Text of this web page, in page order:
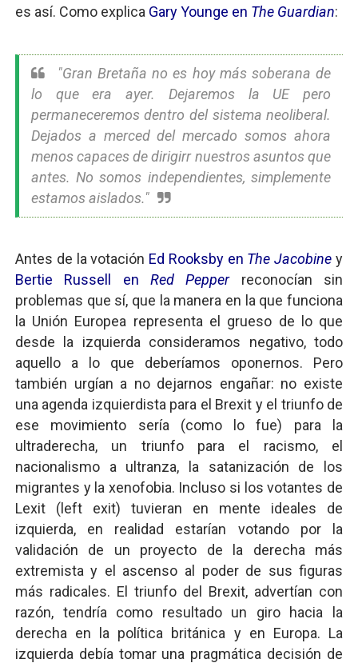
es así. Como explica Gary Younge en The Guardian:
"Gran Bretaña no es hoy más soberana de
lo que era ayer. Dejaremos la UE pero
permaneceremos dentro del sistema neoliberal.
Dejados a merced del mercado somos ahora
menos capaces de dirigirr nuestros asuntos que
antes. No somos independientes, simplemente
estamos aislados."
Antes de la votación Ed Rooksby en The Jacobine y
Bertie Russell en Red Pepperreconocían sin
problemas que sí, que la manera en la que funciona
la Unión Europea representa el grueso de lo que
desde la izquierda consideramos negativo, todo
aquello a lo que deberíamos oponernos. Pero
también urgían a no dejarnos engañar: no existe
una agenda izquierdista para el Brexit y el triunfo de
ese movimiento sería (como lo fue) para la
ultraderecha, un triunfo para el racismo, el
nacionalismo a ultranza, la satanización de los
migrantes y la xenofobia. Incluso si los votantes de
Lexit (left exit) tuvieran en mente ideales de
izquierda, en realidad estarían votando por la
validación de un proyecto de la derecha más
extremista y el ascenso al poder de sus figuras
más radicales. El triunfo del Brexit, advertían con
razón, tendría como resultado un giro hacia la
derecha en la política británica y en Europa. La
izquierda debía tomar una pragmática decisión de